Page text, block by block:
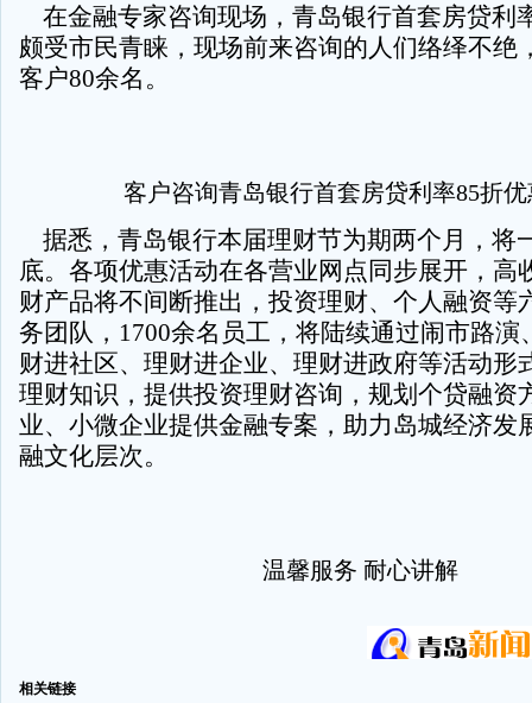
在金融专家咨询现场，青岛银行首套房贷利
颇受市民青睐，现场前来咨询的人们络绎不绝
客户80余名。
客户咨询青岛银行首套房贷利率85折
据悉，青岛银行本届理财节为期两个月，将
底。各项优惠活动在各营业网点同步展开，高
财产品将不间断推出，投资理财、个人融资等
务团队，1700余名员工，将陆续通过闹市路演
财进社区、理财进企业、理财进政府等活动形
理财知识，提供投资理财咨询，规划个贷融资
业、小微企业提供金融专案，助力岛城经济发
融文化层次。
温馨服务 耐心讲解
相关链接